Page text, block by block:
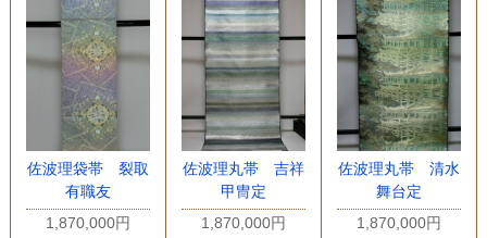
佐波理袋帯 裂取
有職友
1,870,000円
佐波理丸帯 吉祥
甲冑定
1,870,000円
佐波理丸帯 清水
舞台定
1,870,000円